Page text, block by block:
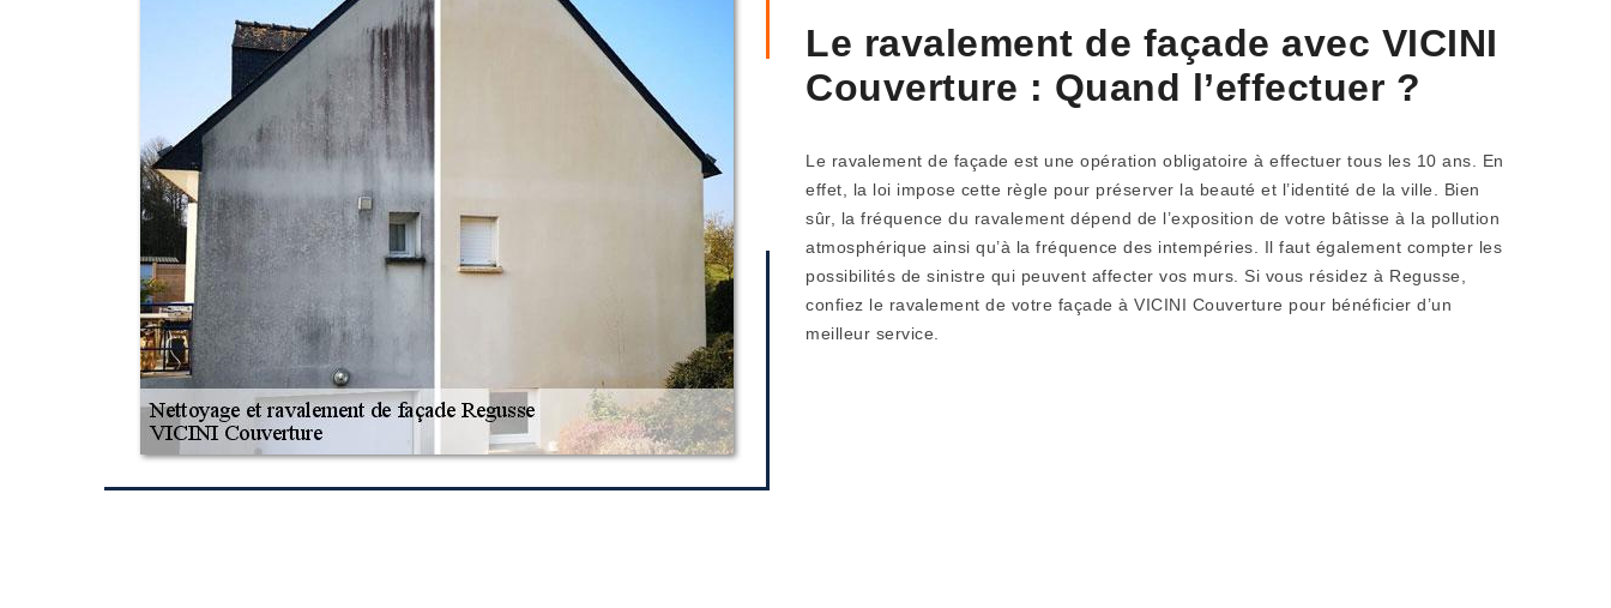
Le ravalement de façade avec VICINI
Couverture : Quand l’effectuer ?
Le ravalement de façade est une opération obligatoire à effectuer tous les 10 ans. En
effet, la loi impose cette règle pour préserver la beauté et l’identité de la ville. Bien
sûr, la fréquence du ravalement dépend de l’exposition de votre bâtisse à la pollution
atmosphérique ainsi qu’à la fréquence des intempéries. Il faut également compter les
possibilités de sinistre qui peuvent affecter vos murs. Si vous résidez à Regusse,
confiez le ravalement de votre façade à VICINI Couverture pour bénéficier d’un
meilleur service.